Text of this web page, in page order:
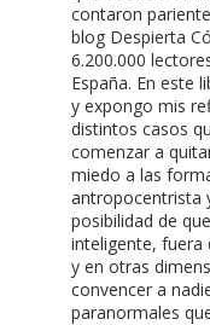
contaron
blog Despierta
6.200.000
España. En este
y expongo mis
distintos casos
comenzar a
miedo a las
antropocentrista
posibilidad de
inteligente, fuera
y en otras
convencer a
paranormales